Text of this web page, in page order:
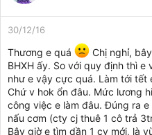
o
n
s
30/12/16
Thương e quá
Chị nghỉ,
BHXH ấy. So với quy định thì e
như e vậy cực quá. Làm tới tết
Chứ v hok ổn đâu. Mức lương
công việc e làm đâu. Đúng ra
nấu cơm (cty cj thuê 1 cô trả
Bây giờ e tìm dần 1 cv mới, là